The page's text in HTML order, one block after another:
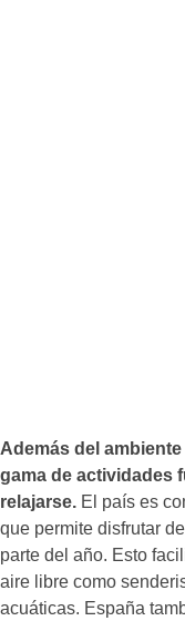
Además del
gama de actividades
relajarse. El país es
que permite disfrutar
parte del año. Esto
aire libre como
acuáticas. España